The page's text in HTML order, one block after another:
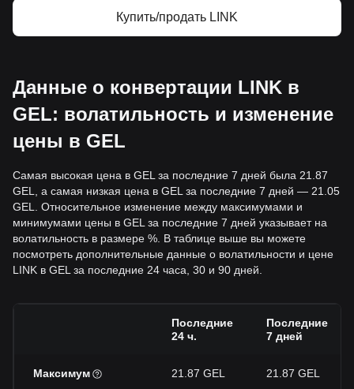
Купить/продать LINK
Данные о конвертации LINK в
GEL: волатильность и изменение
цены в GEL
Самая высокая цена в GEL за последние 7 дней была 21.87
GEL, а самая низкая цена в GEL за последние 7 дней — 21.05
GEL. Относительное изменение между максимумами и
минимумами цены в GEL за последние 7 дней указывает на
волатильность в размере %. В таблице выше вы можете
посмотреть дополнительные данные о волатильности и цене
LINK в GEL за последние 24 часа, 30 и 90 дней.
Последние
24 ч.
Последние
7 дней
Максимум 21.87 GEL 21.87 GEL